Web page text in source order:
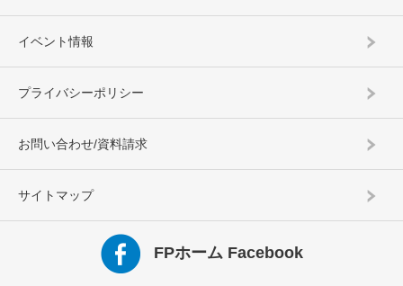
イベント情報
プライバシーポリシー
お問い合わせ/資料請求
サイトマップ
FPホーム Facebook